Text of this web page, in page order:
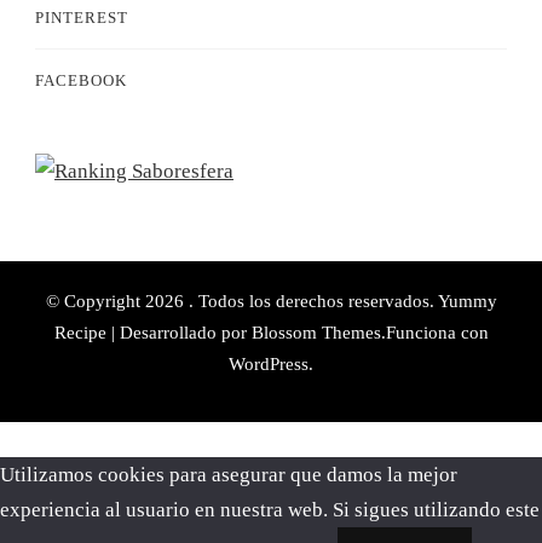
PINTEREST
FACEBOOK
© Copyright 2026 . Todos los derechos reservados. Yummy
Recipe | Desarrollado por Blossom Themes.Funciona con
WordPress.
Utilizamos cookies para asegurar que damos la mejor
experiencia al usuario en nuestra web. Si sigues utilizando este